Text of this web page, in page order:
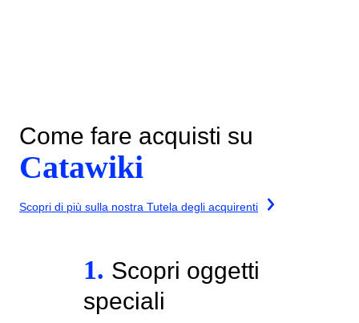
Come fare acquisti su
Catawiki
Scopri di più sulla nostra Tutela degli acquirenti
1. Scopri oggetti
speciali